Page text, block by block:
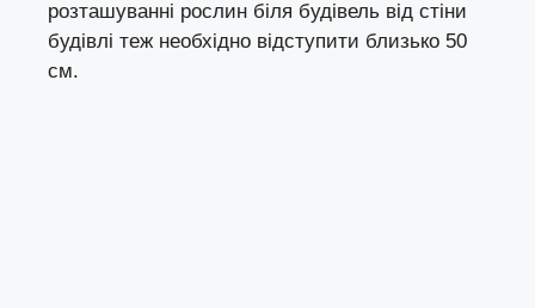
розташуванні рослин біля будівель від стіни
будівлі теж необхідно відступити близько 50
см.